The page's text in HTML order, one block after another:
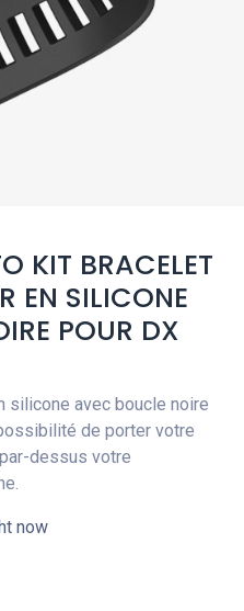
KIT BRACELET
EN SILICONE
POUR DX
silicone avec boucle noire
de porter votre
dessus votre
now